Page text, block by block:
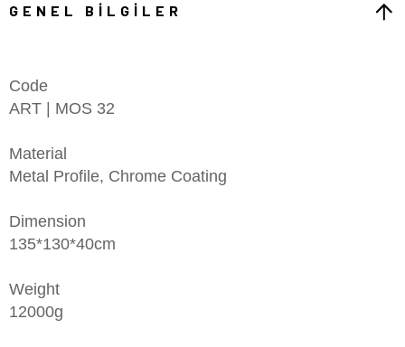
GENEL BILGILER
Code
ART | MOS 32
Material
Metal Profile, Chrome Coating
Dimension
135*130*40cm
Weight
12000g